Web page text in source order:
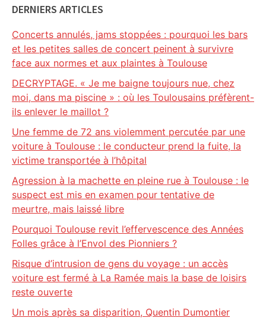
DERNIERS ARTICLES
Concerts annulés, jams stoppées : pourquoi les bars
et les petites salles de concert peinent à survivre
face aux normes et aux plaintes à Toulouse
DECRYPTAGE. « Je me baigne toujours nue, chez
moi, dans ma piscine » : où les Toulousains préfèrent-
ils enlever le maillot ?
Une femme de 72 ans violemment percutée par une
voiture à Toulouse : le conducteur prend la fuite, la
victime transportée à l’hôpital
Agression à la machette en pleine rue à Toulouse : le
suspect est mis en examen pour tentative de
meurtre, mais laissé libre
Pourquoi Toulouse revit l’effervescence des Années
Folles grâce à l’Envol des Pionniers ?
Risque d’intrusion de gens du voyage : un accès
voiture est fermé à La Ramée mais la base de loisirs
reste ouverte
Un mois après sa disparition, Quentin Dumontier